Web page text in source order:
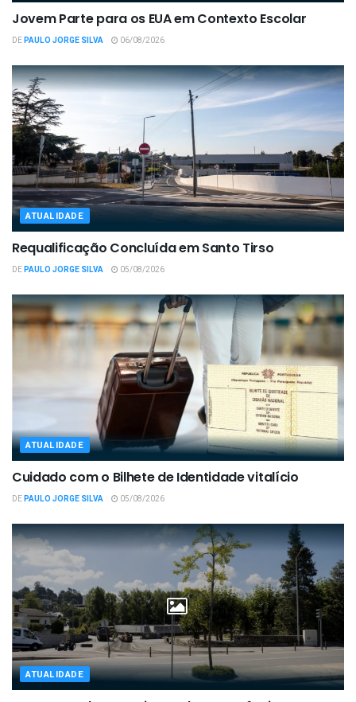
Jovem Parte para os EUA em Contexto Escolar
DEPAULO JORGE SILVA 06/08/2026
ATUALIDADE
Requalificação Concluída em Santo Tirso
DEPAULO JORGE SILVA 05/08/2026
ATUALIDADE
Cuidado com o Bilhete de Identidade vitalício
DEPAULO JORGE SILVA 05/08/2026
ATUALIDADE